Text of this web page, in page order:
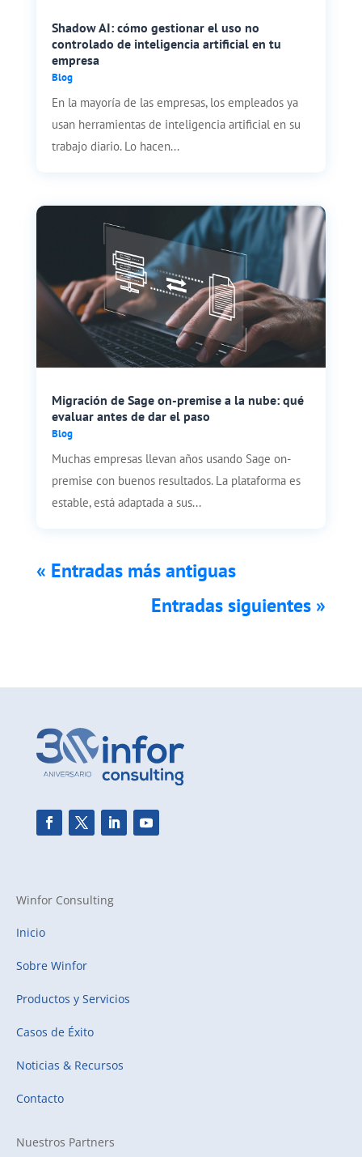
Shadow AI: cómo gestionar el uso no
controlado de inteligencia artificial en tu
empresa
Blog
En la mayoría de las empresas, los empleados ya
usan herramientas de inteligencia artificial en su
trabajo diario. Lo hacen...
Migración de Sage on-premise a la nube: qué
evaluar antes de dar el paso
Blog
Muchas empresas llevan años usando Sage on-
premise con buenos resultados. La plataforma es
estable, está adaptada a sus...
« Entradas más antiguas
Entradas siguientes »
Winfor Consulting
Inicio
Sobre Winfor
Productos y Servicios
Casos de Éxito
Noticias & Recursos
Contacto
Nuestros Partners